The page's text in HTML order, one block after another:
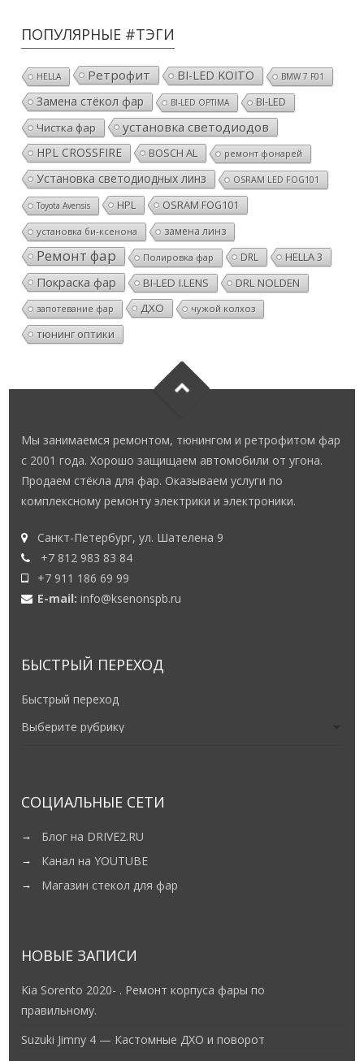
ПОПУЛЯРНЫЕ #ТЭГИ
HELLA Ретрофит BI-LED KOITO BMW 7 F01
Замена стёкол фар BI-LED OPTIMA BI-LED
Чистка фар установка светодиодов
HPL CROSSFIRE BOSCH AL ремонт фонарей
Установка светодиодных линз OSRAM LED FOG101
Toyota Avensis HPL OSRAM FOG101
установка би-ксенона замена линз
Ремонт фар Полировка фар DRL HELLA 3
Покраска фар BI-LED I.LENS DRL NOLDEN
запотевание фар ДХО чужой колхоз
тюнинг оптики
Мы занимаемся ремонтом, тюнингом и ретрофитом фар
с 2001 года. Хорошо защищаем автомобили от угона.
Продаем стёкла для фар. Оказываем услуги по
комплексному ремонту электрики и электроники.
Санкт-Петербург, ул. Шателена 9
+7 812 983 83 84
+7 911 186 69 99
E-mail:info@ksenonspb.ru
БЫСТРЫЙ ПЕРЕХОД
Быстрый переход
СОЦИАЛЬНЫЕ СЕТИ
Блог на DRIVE2.RU
Канал на YOUTUBE
Магазин стекол для фар
НОВЫЕ ЗАПИСИ
Kia Sorento 2020- . Ремонт корпуса фары по
правильному.
Suzuki Jimny 4 — Кастомные ДХО и поворот